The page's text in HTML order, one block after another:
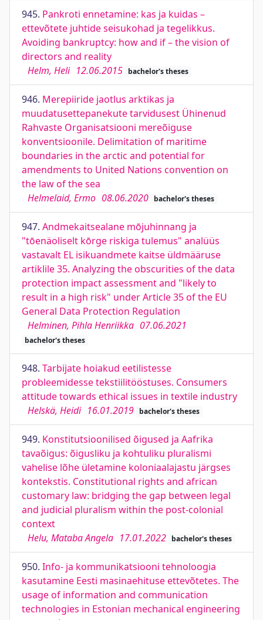
945. Pankroti ennetamine: kas ja kuidas –
ettevõtete juhtide seisukohad ja tegelikkus.
Avoiding bankruptcy: how and if – the vision of
directors and reality
Helm, Heli 12.06.2015 bachelor's theses
946. Merepiiride jaotlus arktikas ja
muudatusettepanekute tarvidusest Ühinenud
Rahvaste Organisatsiooni mereõiguse
konventsioonile. Delimitation of maritime
boundaries in the arctic and potential for
amendments to United Nations convention on
the law of the sea
Helmelaid, Ermo 08.06.2020 bachelor's theses
947. Andmekaitsealane mōjuhinnang ja
"tōenäoliselt kōrge riskiga tulemus" analüüs
vastavalt EL isikuandmete kaitse üldmääruse
artiklile 35. Analyzing the obscurities of the data
protection impact assessment and "likely to
result in a high risk" under Article 35 of the EU
General Data Protection Regulation
Helminen, Pihla Henriikka 07.06.2021
bachelor's theses
948. Tarbijate hoiakud eetilistesse
probleemidesse tekstiilitööstuses. Consumers
attitude towards ethical issues in textile industry
Helskä, Heidi 16.01.2019 bachelor's theses
949. Konstitutsioonilised õigused ja Aafrika
tavaõigus: õigusliku ja kohtuliku pluralismi
vahelise lõhe ületamine koloniaalajastu järgses
kontekstis. Constitutional rights and african
customary law: bridging the gap between legal
and judicial pluralism within the post-colonial
context
Helu, Mataba Angela 17.01.2022 bachelor's theses
950. Info- ja kommunikatsiooni tehnoloogia
kasutamine Eesti masinaehituse ettevõtetes. The
usage of information and communication
technologies in Estonian mechanical engineering